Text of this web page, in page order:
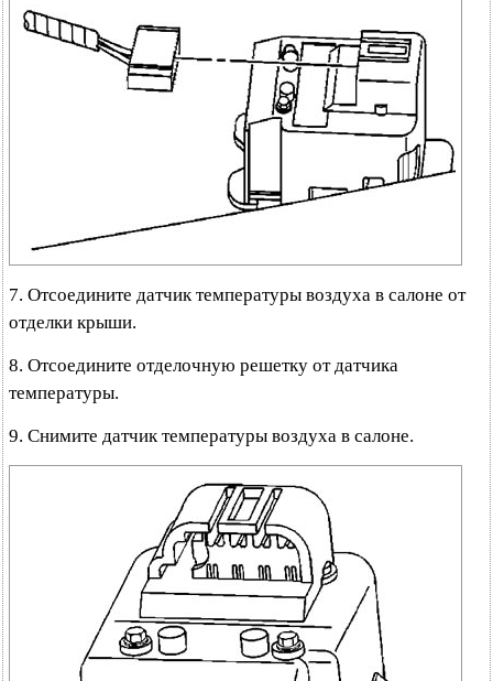
7. Отсоедините датчик температуры воздуха в салоне от
отделки крыши.
8. Отсоедините отделочную решетку от датчика
температуры.
9. Снимите датчик температуры воздуха в салоне.